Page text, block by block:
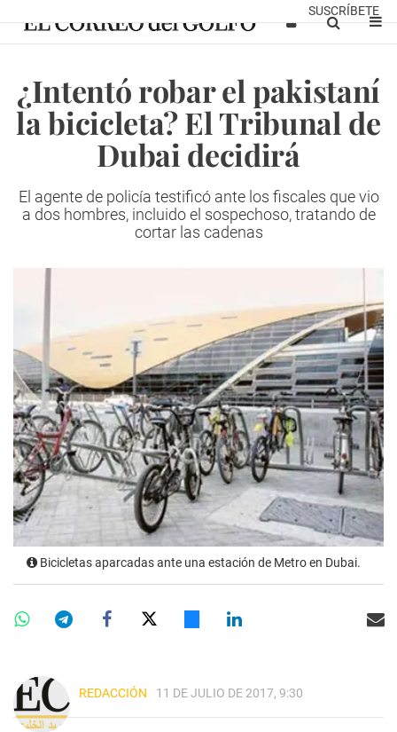
SUSCRÍBETE
¿Intentó robar el pakistaní
la bicicleta? El Tribunal de
Dubai decidirá
El agente de policía testificó ante los fiscales que vio
a dos hombres, incluido el sospechoso, tratando de
cortar las cadenas
Bicicletas aparcadas ante una estación de Metro en Dubai.
REDACCIÓN 11 DE JULIO DE 2017, 9:30